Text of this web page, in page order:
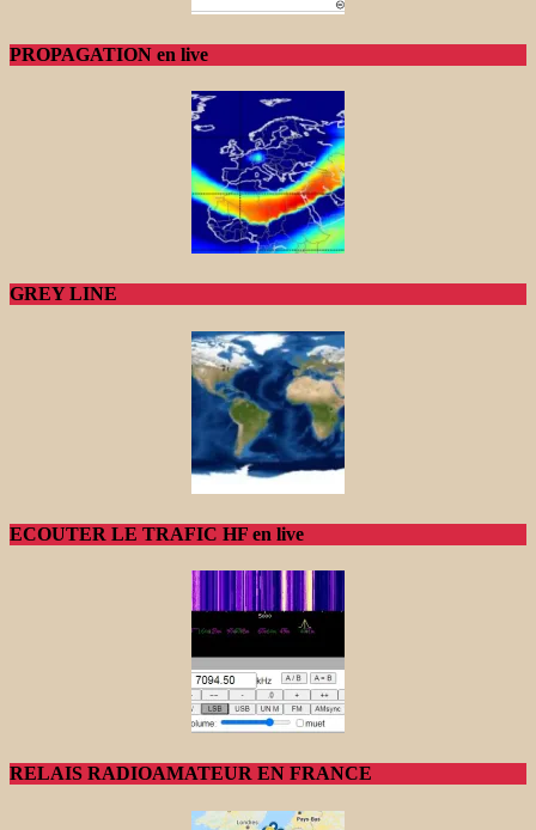
PROPAGATION en live
GREY LINE
ECOUTER LE TRAFIC HF en live
RELAIS RADIOAMATEUR EN FRANCE